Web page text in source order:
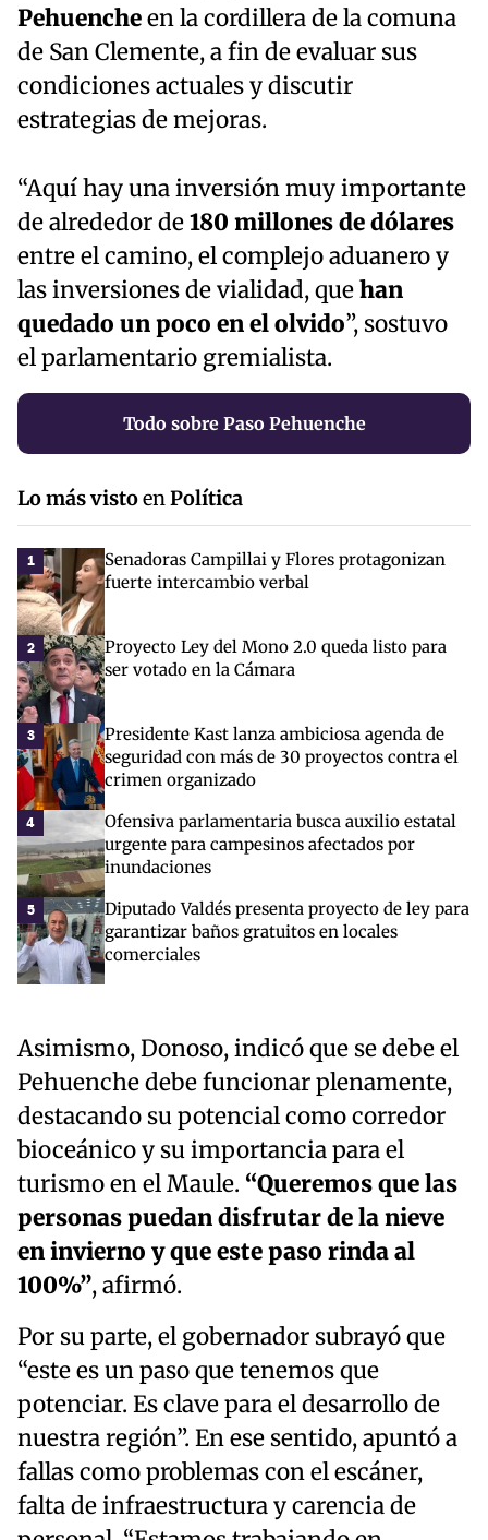
Pehuencheen la cordillera de la comuna
de San Clemente, a fin de evaluar sus
condiciones actuales y discutir
estrategias de mejoras.
“Aquí hay una inversión muy importante
de alrededor de180 millones de dólares
entre el camino, el complejo aduanero y
las inversiones de vialidad, quehan
quedado un poco en el olvido”, sostuvo
el parlamentario gremialista.
Todo sobre Paso Pehuenche
Lo más vistoenPolítica
1
Senadoras Campillai y Flores protagonizan
fuerte intercambio verbal
2
Proyecto Ley del Mono 2.0 queda listo para
ser votado en la Cámara
3
Presidente Kast lanza ambiciosa agenda de
seguridad con más de 30 proyectos contra el
crimen organizado
4
Ofensiva parlamentaria busca auxilio estatal
urgente para campesinos afectados por
inundaciones
5
Diputado Valdés presenta proyecto de ley para
garantizar baños gratuitos en locales
comerciales
Asimismo, Donoso, indicó que se debe el
Pehuenche debe funcionar plenamente,
destacando su potencial como corredor
bioceánico y su importancia para el
turismo en el Maule. “Queremos que las
personas puedan disfrutar de la nieve
en invierno y que este paso rinda al
100%”, afirmó.
Por su parte, el gobernador subrayó que
“este es un paso que tenemos que
potenciar. Es clave para el desarrollo de
nuestra región”. En ese sentido, apuntó a
fallas como problemas con el escáner,
falta de infraestructura y carencia de